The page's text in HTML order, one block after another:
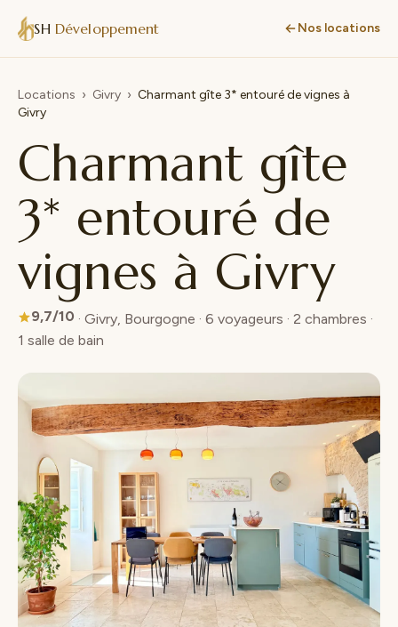
SH Développement Nos locations
Locations › Givry › Charmant gîte 3* entouré de vignes à
Givry
Charmant gîte
3* entouré de
vignes à Givry
9,7/10 · Givry, Bourgogne · 6 voyageurs · 2 chambres ·
1 salle de bain